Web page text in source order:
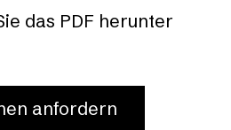
das PDF herunter
anfordern